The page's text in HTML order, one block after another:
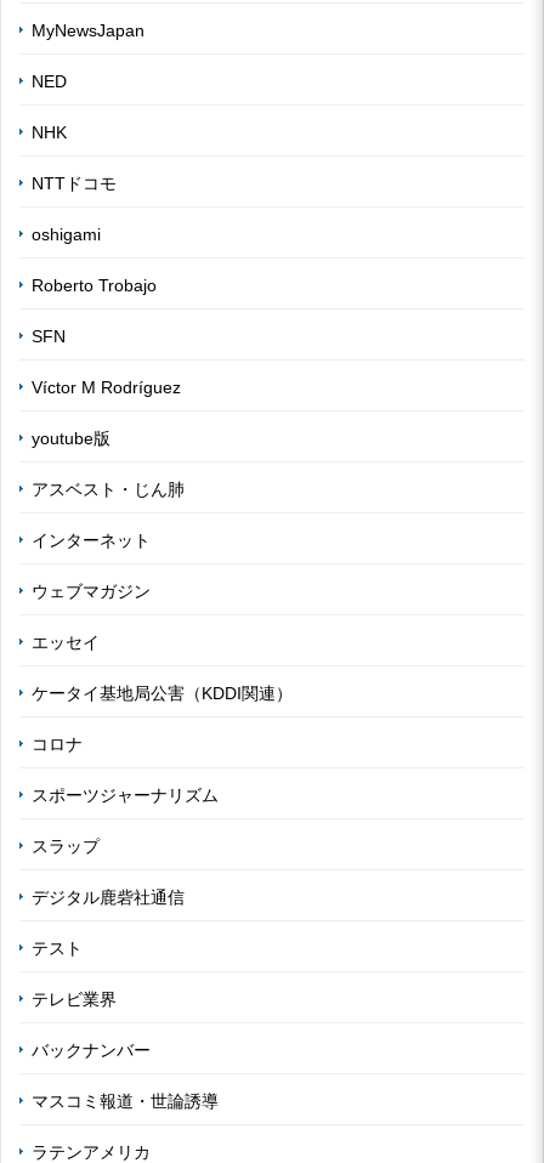
MyNewsJapan
NED
NHK
NTTドコモ
oshigami
Roberto Trobajo
SFN
Víctor M Rodríguez
youtube版
アスベスト・じん肺
インターネット
ウェブマガジン
エッセイ
ケータイ基地局公害（KDDI関連）
コロナ
スポーツジャーナリズム
スラップ
デジタル鹿砦社通信
テスト
テレビ業界
バックナンバー
マスコミ報道・世論誘導
ラテンアメリカ